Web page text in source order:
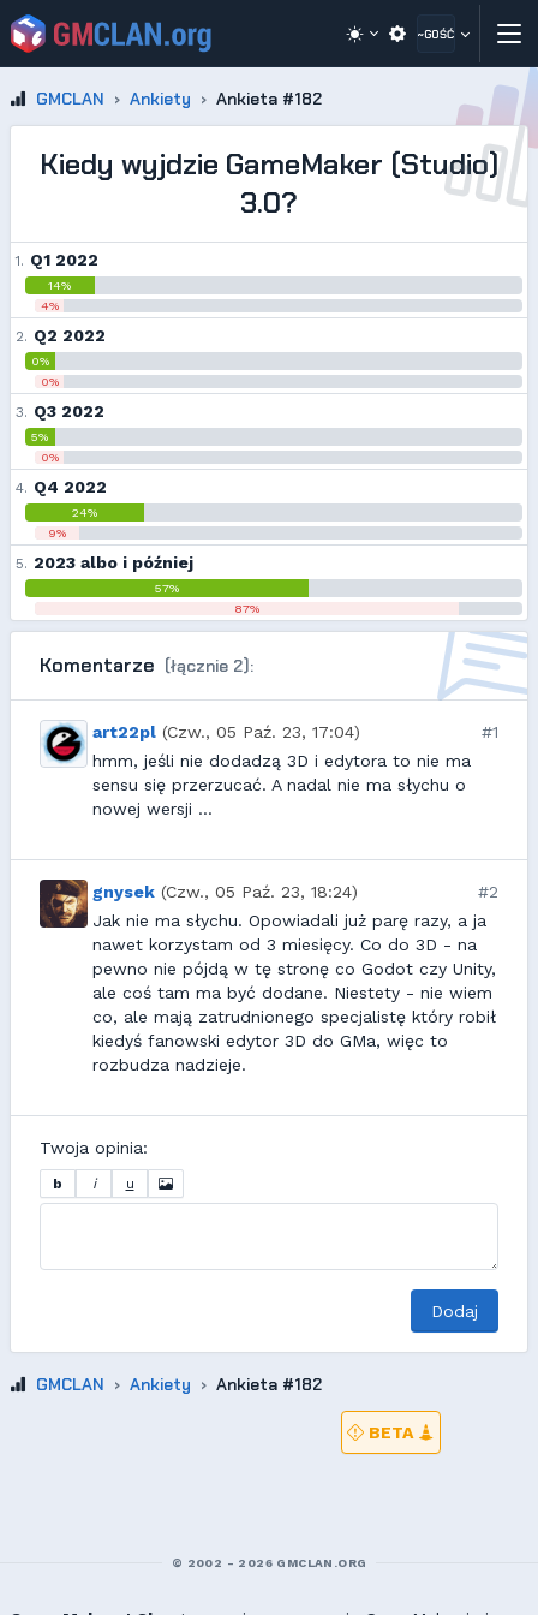
~GOŚĆ
GMCLAN Ankiety Ankieta #182
Kiedy wyjdzie GameMaker (Studio)
3.0?
1. Q1 2022
14%
4%
2. Q2 2022
0%
0%
3. Q3 2022
5%
0%
4. Q4 2022
24%
9%
5. 2023 albo i później
57%
87%
Komentarze (łącznie 2):
art22pl (Czw., 05 Paź. 23, 17:04)
#1
hmm, jeśli nie dodadzą 3D i edytora to nie ma
sensu się przerzucać. A nadal nie ma słychu o
nowej wersji ...
gnysek (Czw., 05 Paź. 23, 18:24)
#2
Jak nie ma słychu. Opowiadali już parę razy, a ja
nawet korzystam od 3 miesięcy. Co do 3D - na
pewno nie pójdą w tę stronę co Godot czy Unity,
ale coś tam ma być dodane. Niestety - nie wiem
co, ale mają zatrudnionego specjalistę który robił
kiedyś fanowski edytor 3D do GMa, więc to
rozbudza nadzieje.
Twoja opinia:
b i u
Dodaj
GMCLAN Ankiety Ankieta #182
BETA
© 2002 - 2026 GMCLAN.ORG